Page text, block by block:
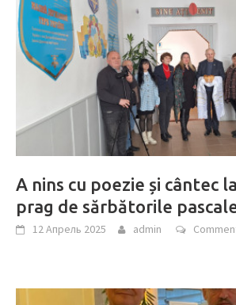
A nins cu poezie și cântec
prag de sărbătorile
12 Апрель 2025 admin